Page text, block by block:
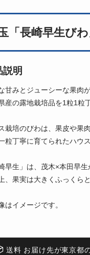
「長崎早生び
説明
甘みとジューシーな果肉
産の露地栽培品を1粒1粒
栽培のびわは、果皮や果
粒丁寧に育てられたハウ
崎早生」は、茂木×本田早
、果実は大きくふっくら
はイメージです。
送料 お届け先が東京都